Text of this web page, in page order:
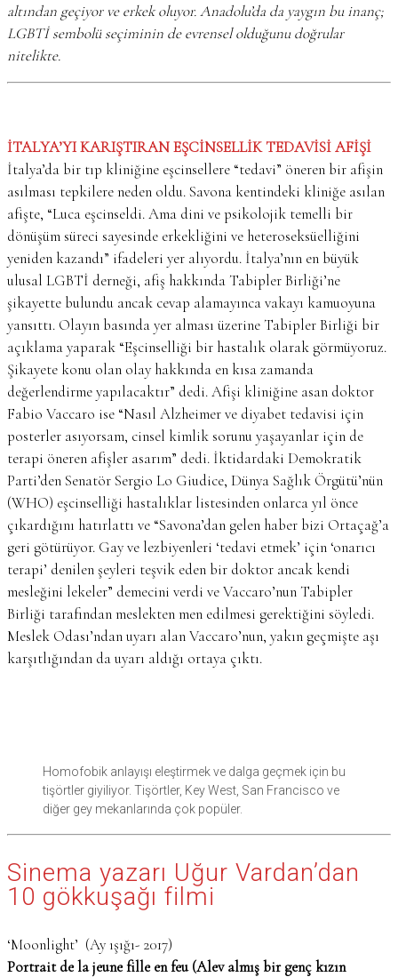
altından geçiyor ve erkek oluyor. Anadolu’da da yaygın bu inanç;
LGBTİ sembolü seçiminin de evrensel olduğunu doğrular
nitelikte.
İTALYA’YI KARIŞTIRAN EŞCİNSELLİK TEDAVİSİ AFİŞİ
İtalya’da bir tıp kliniğine eşcinsellere “tedavi” öneren bir afişin
asılması tepkilere neden oldu. Savona kentindeki kliniğe asılan
afişte, “Luca eşcinseldi. Ama dini ve psikolojik temelli bir
dönüşüm süreci sayesinde erkekliğini ve heteroseksüelliğini
yeniden kazandı” ifadeleri yer alıyordu. İtalya’nın en büyük
ulusal LGBTİ derneği, afiş hakkında Tabipler Birliği’ne
şikayette bulundu ancak cevap alamayınca vakayı kamuoyuna
yansıttı. Olayın basında yer alması üzerine Tabipler Birliği bir
açıklama yaparak “Eşcinselliği bir hastalık olarak görmüyoruz.
Şikayete konu olan olay hakkında en kısa zamanda
değerlendirme yapılacaktır” dedi. Afişi kliniğine asan doktor
Fabio Vaccaro ise “Nasıl Alzheimer ve diyabet tedavisi için
posterler asıyorsam, cinsel kimlik sorunu yaşayanlar için de
terapi öneren afişler asarım” dedi. İktidardaki Demokratik
Parti’den Senatör Sergio Lo Giudice, Dünya Sağlık Örgütü’nün
(WHO) eşcinselliği hastalıklar listesinden onlarca yıl önce
çıkardığını hatırlattı ve “Savona’dan gelen haber bizi Ortaçağ’a
geri götürüyor. Gay ve lezbiyenleri ‘tedavi etmek’ için ‘onarıcı
terapi’ denilen şeyleri teşvik eden bir doktor ancak kendi
mesleğini lekeler” demecini verdi ve Vaccaro’nun Tabipler
Birliği tarafından meslekten men edilmesi gerektiğini söyledi.
Meslek Odası’ndan uyarı alan Vaccaro’nun, yakın geçmişte aşı
karşıtlığından da uyarı aldığı ortaya çıktı.
Homofobik anlayışı eleştirmek ve dalga geçmek için bu
tişörtler giyiliyor. Tişörtler, Key West, San Francisco ve
diğer gey mekanlarında çok popüler.
Sinema yazarı Uğur Vardan’dan
10 gökkuşağı filmi
‘Moonlight’ (Ay ışığı- 2017)
Portrait de la jeune fille en feu (Alev almış bir genç kızın